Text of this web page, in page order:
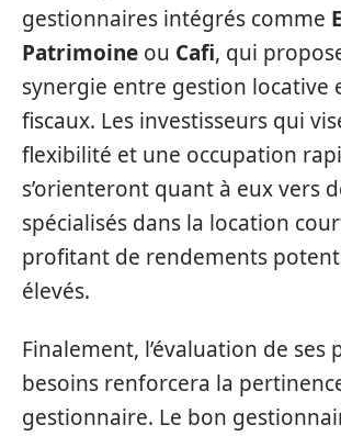
gestionnaires intégrés comme
Patrimoine ou Cafi, qui
synergie entre gestion locative
fiscaux. Les investisseurs qui
flexibilité et une occupation
s’orienteront quant à eux vers
spécialisés dans la location
profitant de rendements
élevés.
Finalement, l’évaluation de ses
besoins renforcera la
gestionnaire. Le bon